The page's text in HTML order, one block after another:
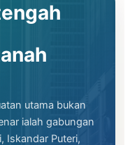
utama bukan
ialah gabungan
Iskandar Puteri,